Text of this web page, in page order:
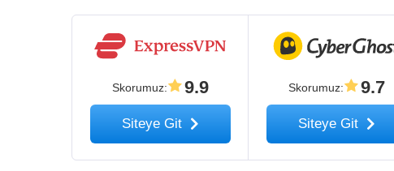
Skorumuz: 9.9
Siteye Git
Skorumuz: 9.7
Siteye Git